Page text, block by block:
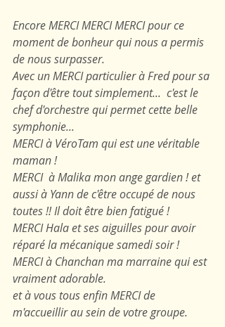
Encore MERCI MERCI MERCI pour ce
moment de bonheur qui nous a permis
de nous surpasser.
Avec un MERCI particulier à Fred pour sa
façon d'être tout simplement...  c'est le
chef d'orchestre qui permet cette belle
symphonie...
MERCI à VéroTam qui est une véritable
maman !
MERCI  à Malika mon ange gardien ! et
aussi à Yann de c'être occupé de nous
toutes !! Il doit être bien fatigué !
MERCI Hala et ses aiguilles pour avoir
réparé la mécanique samedi soir !
MERCI à Chanchan ma marraine qui est
vraiment adorable.
et à vous tous enfin MERCI de
m'accueillir au sein de votre groupe.